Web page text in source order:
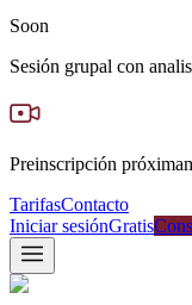
Soon
Sesión grupal con
Preinscripción
TarifasContacto
Iniciar sesiónGratis